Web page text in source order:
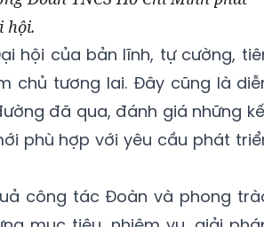
hội.
hội của bản lĩnh, tự cường,
chủ tương lai. Đây cũng là
đã qua, đánh giá những
phù hợp với yêu cầu phát
công tác Đoàn và phong